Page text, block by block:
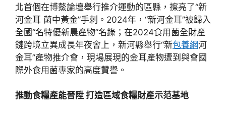
北首個在博鰲論壇舉行推介運動的區縣，擦亮了“新
河金耳 菌中黃金”手刺。2024年，“新河金耳”被歸入
全國“名特優新農產物”名錄；在2024食用菌全財產
鏈跨境立異成長年夜會上，新河縣舉行“新包養網河
金耳”產物推介會，現場展現的金耳產物遭到與會國
際外食用菌專家的高度贊譽。
推動食糧產能晉陞 打造區域食糧財產示范基地